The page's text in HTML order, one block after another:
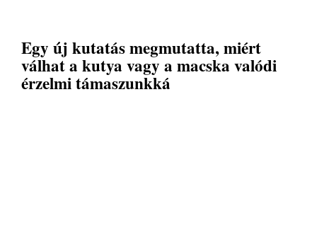
Egy új kutatás megmutatta, miért
válhat a kutya vagy a macska valódi
érzelmi támaszunkká